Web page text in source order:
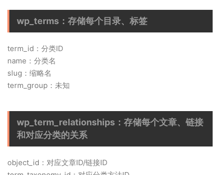
wp_terms：存储每个目录、标签
term_id：分类ID
name：分类名
slug：缩略名
term_group：未知
wp_term_relationships：存储每个文章、链接
和对应分类的关系
object_id：对应文章ID/链接ID